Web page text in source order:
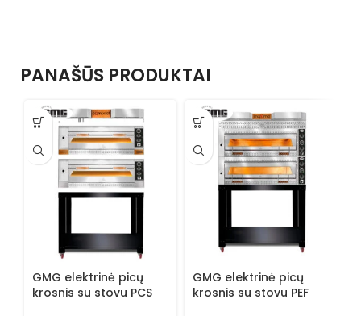
PANAŠŪS PRODUKTAI
GMG elektrinė picų
krosnis su stovu PCS
GMG elektrinė picų
krosnis su stovu PEF